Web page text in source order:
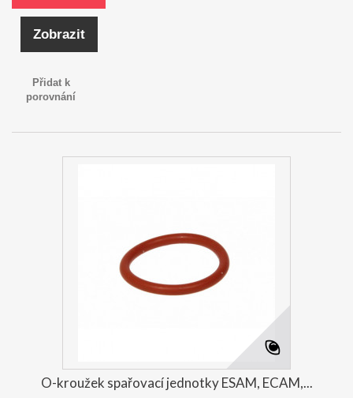
Zobrazit
Přidat k
porovnání
O-kroužek spařovací jednotky ESAM, ECAM,...